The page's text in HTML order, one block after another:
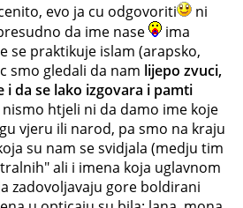
evo ja cu odgovoriti
ni
da ime nase
ima
se praktikuje islam (arapsko,
smo gledali da nam lijepo zvuci,
i da se lako izgovara i pamti
nismo htjeli ni da damo ime koje
vjeru ili narod, pa smo na kraju
su nam se svidjala (medju tim
ali i imena koja uglavnom
zadovoljavaju gore boldirani